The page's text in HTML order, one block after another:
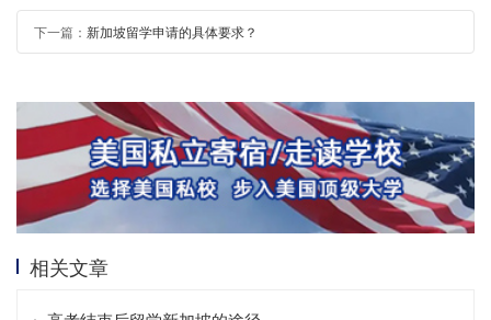
下一篇： 新加坡留学申请的具体要求？
相关文章